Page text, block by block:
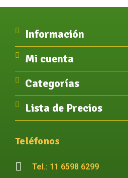
Información
Mi cuenta
Categorías
Lista de Precios
Teléfonos
Tel.: 11 6598 6299